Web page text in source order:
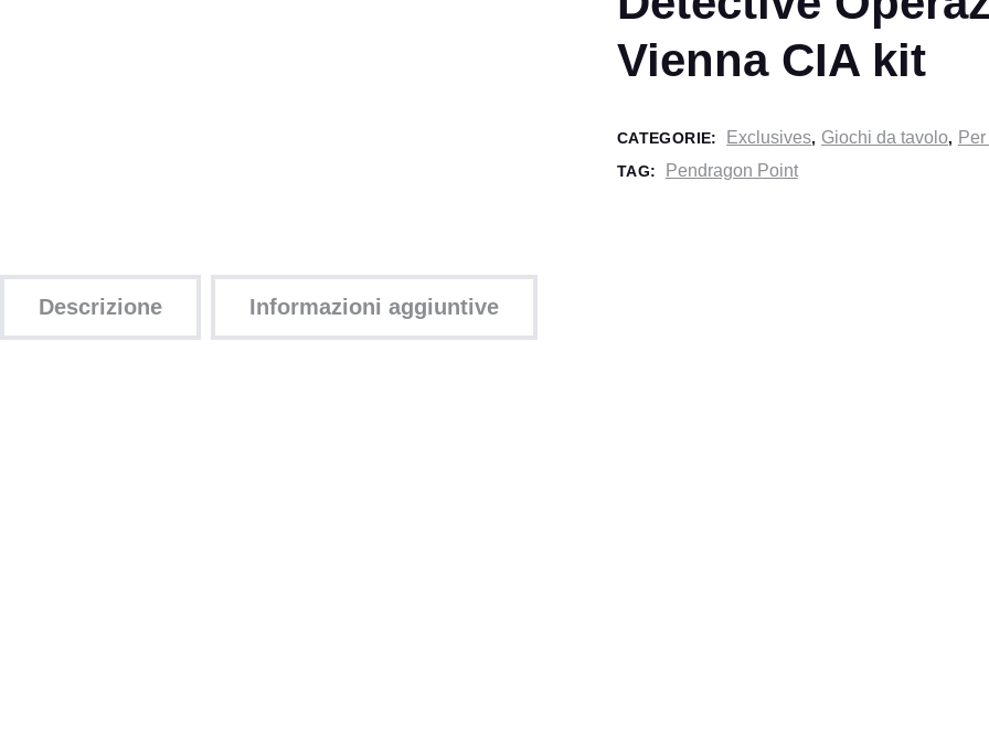
Vienna CIA kit
CATEGORIE: Exclusives, Giochi da tavolo,
TAG: Pendragon Point
Descrizione Informazioni aggiuntive